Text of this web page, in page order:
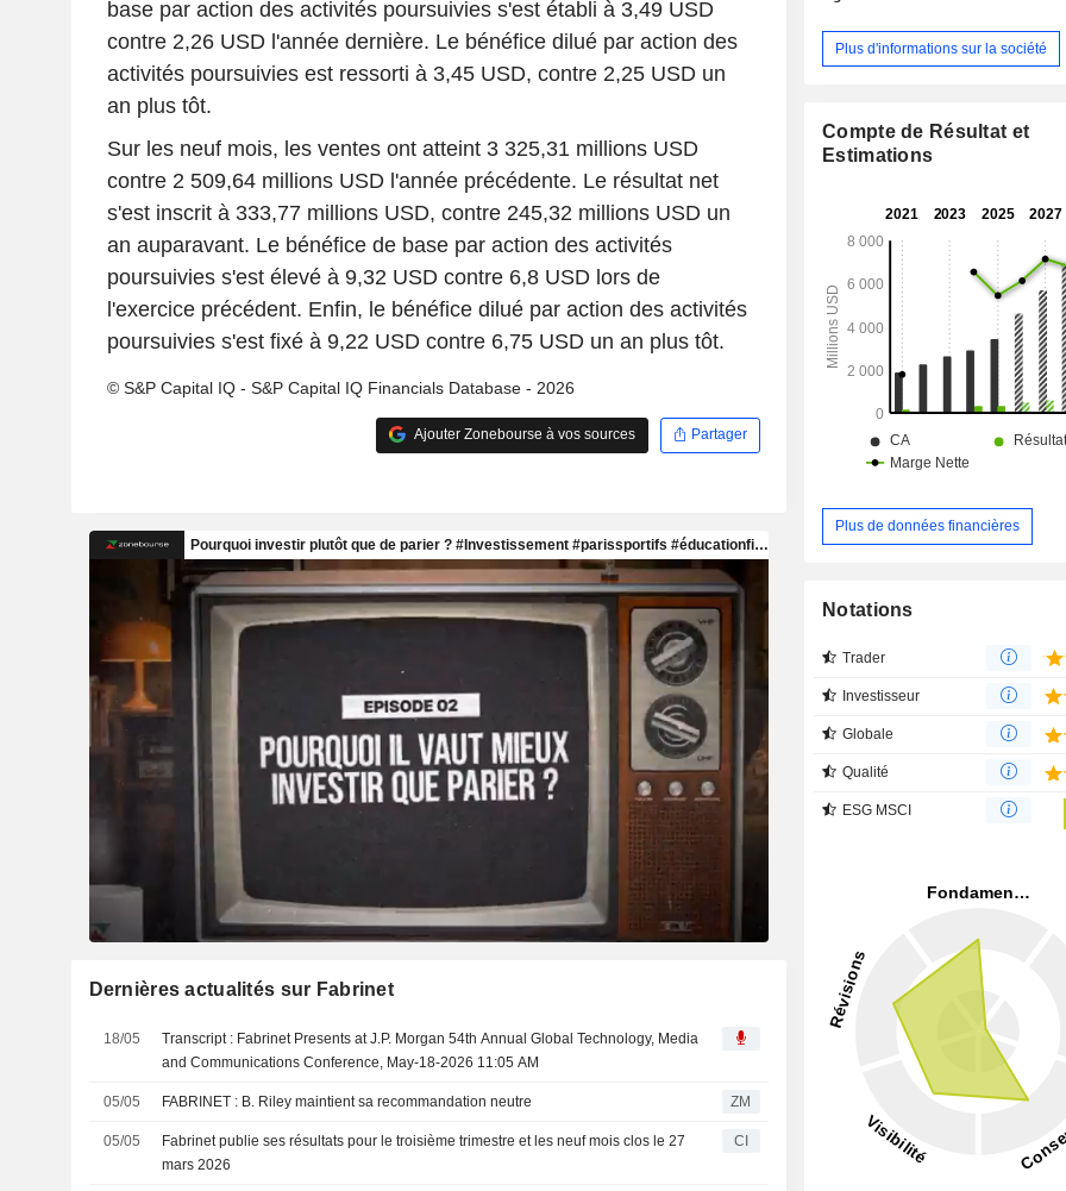
base par action des activités poursuivies s'est établi à 3,49 USD
contre 2,26 USD l'année dernière. Le bénéfice dilué par action des
activités poursuivies est ressorti à 3,45 USD, contre 2,25 USD un
an plus tôt.
Sur les neuf mois, les ventes ont atteint 3 325,31 millions USD
contre 2 509,64 millions USD l'année précédente. Le résultat net
s'est inscrit à 333,77 millions USD, contre 245,32 millions USD un
an auparavant. Le bénéfice de base par action des activités
poursuivies s'est élevé à 9,32 USD contre 6,8 USD lors de
l'exercice précédent. Enfin, le bénéfice dilué par action des activités
poursuivies s'est fixé à 9,22 USD contre 6,75 USD un an plus tôt.
© S&P Capital IQ - S&P Capital IQ Financials Database - 2026
Ajouter Zonebourse à vos sources Partager
Dernières actualités sur Fabrinet
18/05
Transcript : Fabrinet Presents at J.P. Morgan 54th Annual Global Technology, Media
and Communications Conference, May-18-2026 11:05 AM
05/05 FABRINET : B. Riley maintient sa recommandation neutre ZM
05/05
Fabrinet publie ses résultats pour le troisième trimestre et les neuf mois clos le 27
mars 2026
CI
gestion de la chaîne
fabrication, l'assemblage de cartes
L'entreprise se concentre
production en faible volume
et fabrique également des cristaux,
des prismes, des miroirs, des
et des substrats spécifiques à
applications (optiques
que d'autres produits en verre
quartz fondu clair et en
synthétique, personnalisés et
personnalisé).
Plus d'informations sur la société
Compte de Résultat et
Estimations
Plus de données financières
Notations
Trader
Investisseur
Globale
Qualité
ESG MSCI